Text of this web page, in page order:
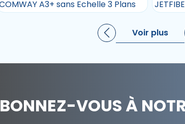
Voir plus
VOUS À